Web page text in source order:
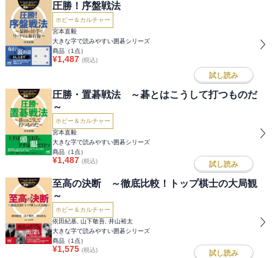
圧勝！序盤戦法
ホビー＆カルチャー
宮本直毅
大きな字で読みやすい囲碁シリーズ
商品（1 点）
¥1,487 (税込)
試し読み
圧勝・置碁戦法 ～碁とはこうして打つものだ
～
ホビー＆カルチャー
宮本直毅
大きな字で読みやすい囲碁シリーズ
商品（1 点）
¥1,487 (税込) 試し読み
至高の決断 ～徹底比較！トップ棋士の大局観
～
ホビー＆カルチャー
依田紀基, 山下敬吾, 井山裕太
大きな字で読みやすい囲碁シリーズ
商品（1 点）
¥1,575 (税込) 試し読み